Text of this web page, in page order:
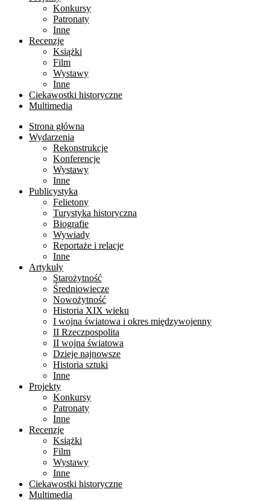
Konkursy
Patronaty
Inne
Recenzje
Książki
Film
Wystawy
Inne
Ciekawostki historyczne
Multimedia
Strona główna
Wydarzenia
Rekonstrukcje
Konferencje
Wystawy
Inne
Publicystyka
Felietony
Turystyka historyczna
Biografie
Wywiady
Reportaże i relacje
Inne
Artykuły
Starożytność
Średniowiecze
Nowożytność
Historia XIX wieku
I wojna światowa i okres międzywojenny
II Rzeczpospolita
II wojna światowa
Dzieje najnowsze
Historia sztuki
Inne
Projekty
Konkursy
Patronaty
Inne
Recenzje
Książki
Film
Wystawy
Inne
Ciekawostki historyczne
Multimedia